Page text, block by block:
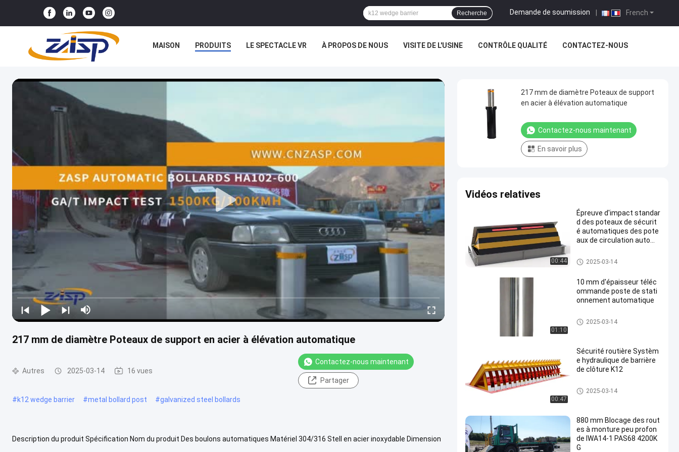
French
Demande de soumission
Recherche
MAISON PRODUITS LE SPECTACLE VR À PROPOS DE NOUS VISITE DE L'USINE CONTRÔLE QUALITÉ CONTACTEZ-NOUS
217 mm de diamètre Poteaux de support en acier à élévation automatique
Autres 2025-03-14 16 vues
Contactez-nous maintenant
Partager
#k12 wedge barrier #metal bollard post #galvanized steel bollards
Description du produit Spécification Nom du produit Des boulons automatiques Matériel 304/316 Stell en acier inoxydable Dimension
217 mm de diamètre Poteaux de support
en acier à élévation automatique
Contactez-nous maintenant
En savoir plus
Vidéos relatives
00:44
Épreuve d'impact standar
d des poteaux de sécurit
é automatiques des pote
aux de circulation autom
Autres2025-03-14
01:10
10 mm d'épaisseur téléc
ommande poste de stati
onnement automatique
Autres2025-03-14
00:47
Sécurité routière Systèm
e hydraulique de barrière
de clôture K12
Autres2025-03-14
880 mm Blocage des rout
es à monture peu profon
de IWA14-1 PAS68 4200K
G